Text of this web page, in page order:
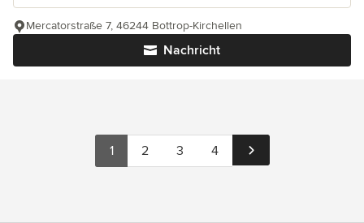
Nachricht
Mercatorstraße 7, 46244 Bottrop-Kirchellen
1 2 3 4